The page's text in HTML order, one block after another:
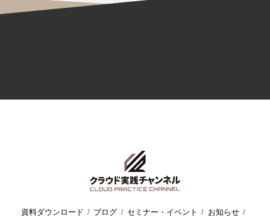
資料ダウンロード ブログ セミナー・イベント お知らせ